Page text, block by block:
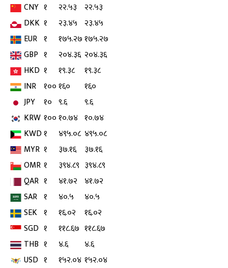
CNY १ २२.५३
२२.५३
DKK १ २३.४५ २३.४५
EUR १ १७५.२७१७५.२७
GBP १ २०४.३६ २०४.३६
HKD १ १९.३८
१९.३८
INR १००१६०
१६०
JPY
१० ९.६
९.६
KRW १००१०.७४ १०.७४
KWD१ ४९५.०८ ४९५.०८
MYR १ ३७.१६
३७.१६
OMR १ ३९४.८९ ३९४.८९
QAR १ ४१.७२ ४१.७२
SAR १ ४०.५
४०.५
SEK १ १६.०२
१६.०२
SGD १ ११८.६७ ११८.६७
THB १ ४.६
४.६
USD १ १५२.०४ १५२.०४